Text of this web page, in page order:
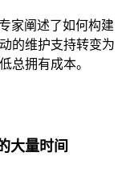
家阐述了如何构建
的维护支持转变为
总拥有成本。
大量时间